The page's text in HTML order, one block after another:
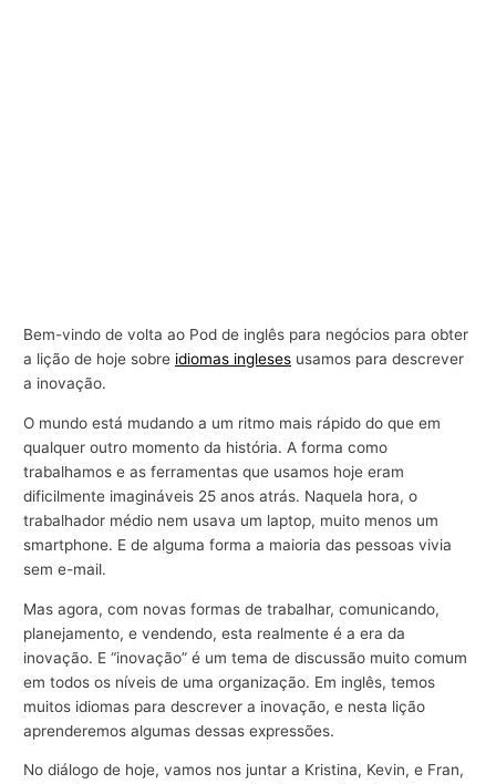
Bem-vindo de volta ao Pod de inglês para negócios para obter
a lição de hoje sobre idiomas ingleses usamos para descrever
a inovação.
O mundo está mudando a um ritmo mais rápido do que em
qualquer outro momento da história. A forma como
trabalhamos e as ferramentas que usamos hoje eram
dificilmente imagináveis 25 anos atrás. Naquela hora, o
trabalhador médio nem usava um laptop, muito menos um
smartphone. E de alguma forma a maioria das pessoas vivia
sem e-mail.
Mas agora, com novas formas de trabalhar, comunicando,
planejamento, e vendendo, esta realmente é a era da
inovação. E “inovação” é um tema de discussão muito comum
em todos os níveis de uma organização. Em inglês, temos
muitos idiomas para descrever a inovação, e nesta lição
aprenderemos algumas dessas expressões.
No diálogo de hoje, vamos nos juntar a Kristina, Kevin, e Fran,